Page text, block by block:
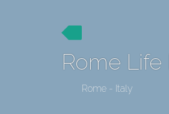
Rome
Rome - Italy